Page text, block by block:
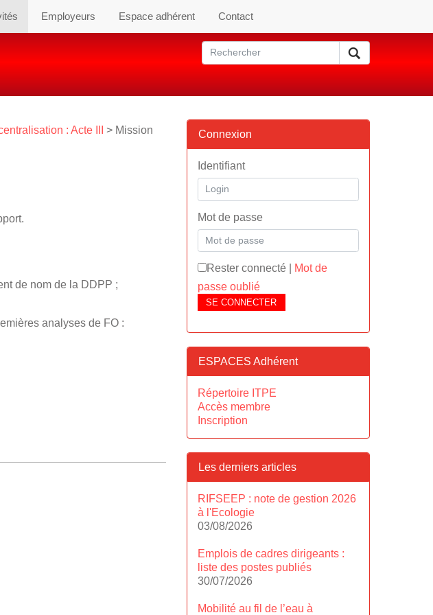
Employeurs Espace adhérent Contact
: Acte III
> Mission
de nom de la DDPP ;
analyses de FO :
Connexion
Identifiant
Mot de passe
Rester connecté|
Mot de
passe oublié
SE CONNECTER
ESPACES Adhérent
Répertoire ITPE
Accès membre
Inscription
Les derniers articles
RIFSEEP : note de gestion 2026
à l'Ecologie
03/08/2026
Emplois de cadres dirigeants :
liste des postes publiés
30/07/2026
Mobilité au fil de l’eau à